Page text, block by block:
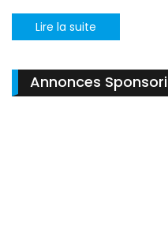
Lire la suite
Annonces